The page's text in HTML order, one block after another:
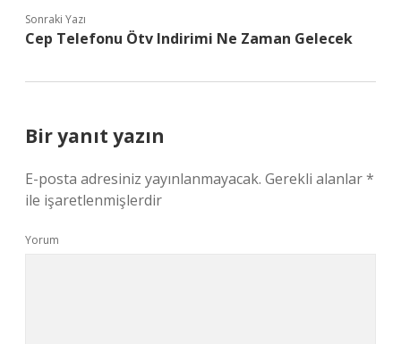
Sonraki Yazı
Cep Telefonu Ötv Indirimi Ne Zaman Gelecek
Bir yanıt yazın
E-posta adresiniz yayınlanmayacak. Gerekli alanlar*
ile işaretlenmişlerdir
Yorum